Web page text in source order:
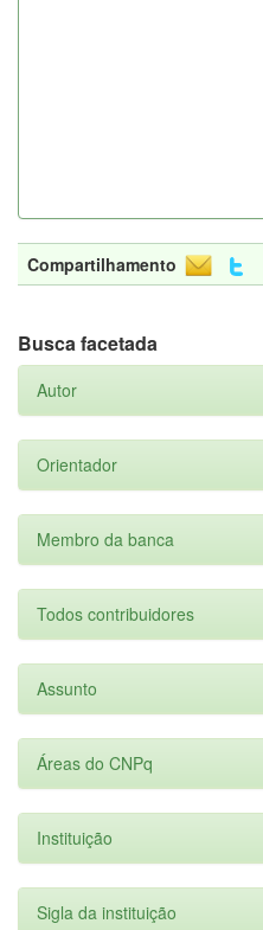
Compartilhamento
Busca facetada
Autor
Orientador
Membro da banca
Todos contribuidores
Assunto
Áreas do CNPq
Instituição
Sigla da instituição